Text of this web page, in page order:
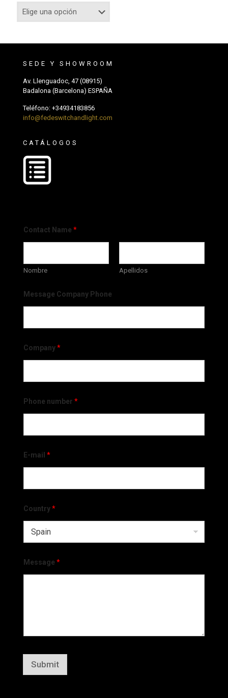
SEDE Y SHOWROOM
Av. Llenguadoc, 47 (08915)
Badalona (Barcelona) ESPAÑA
Teléfono: +34934183856
info@fedeswitchandlight.com
CATÁLOGOS
Contact Name *
Nombre Apellidos
Message Company Phone
Company*
Phone number *
E-mail *
Country*
Message *
Submit